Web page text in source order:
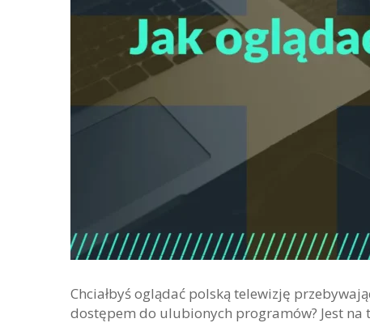
Chciałbyś oglądać polską telewizję
dostępem do ulubionych programów? Jest na